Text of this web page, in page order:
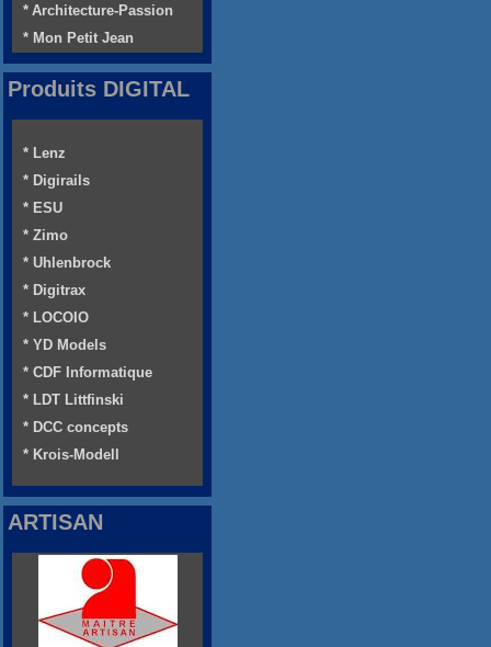
* Architecture-Passion
* Mon Petit Jean
Produits DIGITAL
* Lenz
* Digirails
* ESU
* Zimo
* Uhlenbrock
* Digitrax
* LOCOIO
* YD Models
* CDF Informatique
* LDT Littfinski
* DCC concepts
* Krois-Modell
ARTISAN